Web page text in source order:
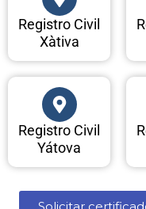
Registro Civil
Xàtiva
Registro Civil
Yátova